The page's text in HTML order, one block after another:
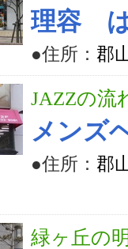
理容
●住所： 郡
JAZZの流
メンズ
●住所： 郡
緑ヶ丘の